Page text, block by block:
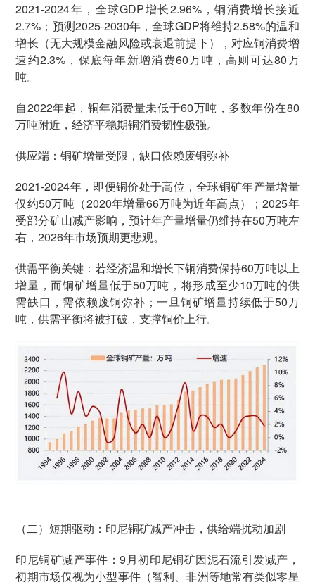
2021-2024年，全球GDP增长2.96%，铜消费增长接近
2.7%；预测2025-2030年，全球GDP将维持2.58%的温和
增长（无大规模金融风险或衰退前提下），对应铜消费增
速约2.3%，保底每年新增消费60万吨，高则可达80万
吨。
自2022年起，铜年消费量未低于60万吨，多数年份在80
万吨附近，经济平稳期铜消费韧性极强。
供应端：铜矿增量受限，缺口依赖废铜弥补
2021-2024年，即便铜价处于高位，全球铜矿年产量增量
仅约50万吨（2020年增量66万吨为近年高点）；2025年
受部分矿山减产影响，预计年产量增量仍维持在50万吨左
右，2026年市场预期更悲观。
供需平衡关键：若经济温和增长下铜消费保持60万吨以上
增量，而铜矿增量低于50万吨，将形成至少10万吨的供
需缺口，需依赖废铜弥补；一旦铜矿增量持续低于50万
吨，供需平衡将被打破，支撑铜价上行。
（二）短期驱动：印尼铜矿减产冲击，供给端扰动加剧
印尼铜矿减产事件：9月初印尼铜矿因泥石流引发减产，
初期市场仅视为小型事件（智利、非洲等地常有类似零星